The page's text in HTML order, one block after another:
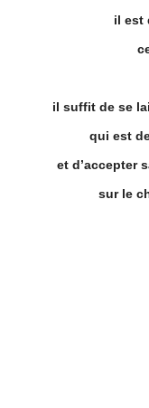
il est
il suffit de se
qui est
et d’accepter
sur le